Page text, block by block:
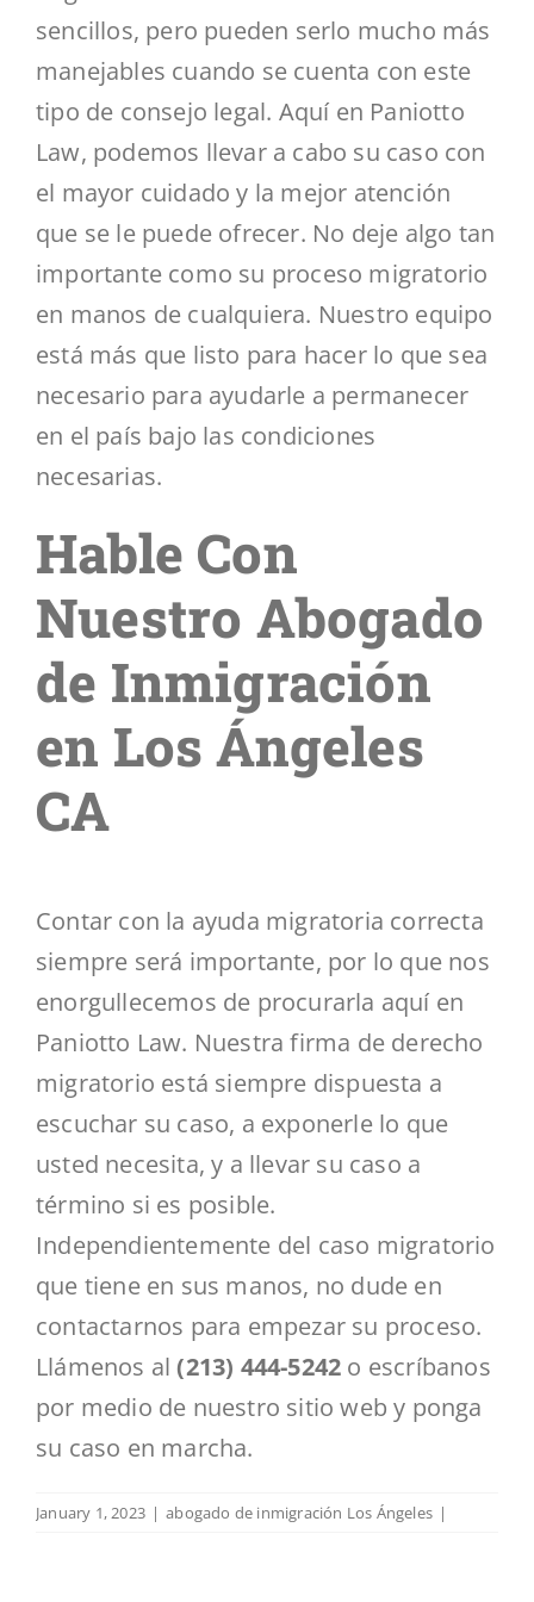
sencillos, pero pueden serlo mucho más
manejables cuando se cuenta con este
tipo de consejo legal. Aquí en Paniotto
Law, podemos llevar a cabo su caso con
el mayor cuidado y la mejor atención
que se le puede ofrecer. No deje algo tan
importante como su proceso migratorio
en manos de cualquiera. Nuestro equipo
está más que listo para hacer lo que sea
necesario para ayudarle a permanecer
en el país bajo las condiciones
necesarias.
Hable Con
Nuestro Abogado
de Inmigración
en Los Ángeles
CA
Contar con la ayuda migratoria correcta
siempre será importante, por lo que nos
enorgullecemos de procurarla aquí en
Paniotto Law. Nuestra firma de derecho
migratorio está siempre dispuesta a
escuchar su caso, a exponerle lo que
usted necesita, y a llevar su caso a
término si es posible.
Independientemente del caso migratorio
que tiene en sus manos, no dude en
contactarnos para empezar su proceso.
Llámenos al(213) 444-5242 o escríbanos
por medio de nuestro sitio web y ponga
su caso en marcha.
January 1, 2023 | abogado de inmigración Los Ángeles |